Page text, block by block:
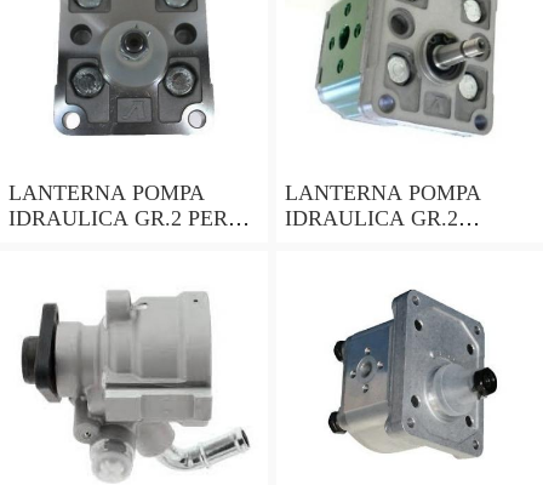
LANTERNA POMPA
IDRAULICA GR.2 PER
LOMBARDINI ACME
LANTERNA POMPA
IDRAULICA GR.2
HONDA ecc